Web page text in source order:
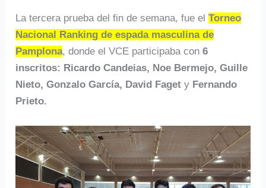
La tercera prueba del fin de semana, fue elTorneo
Nacional Ranking de espada masculina de
Pamplona, donde el VCE participaba con6
inscritos: Ricardo Candeias, Noe Bermejo, Guille
Nieto, Gonzalo García, David Faget y Fernando
Prieto.